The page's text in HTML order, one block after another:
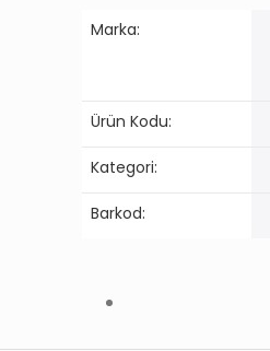
Marka:
Ürün Kodu:
Kategori:
Barkod: